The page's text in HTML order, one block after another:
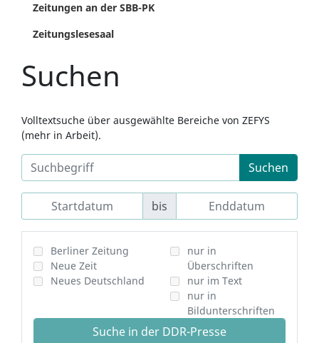
Zeitungen an der SBB-PK
Zeitungslesesaal
Suchen
Volltextsuche über ausgewählte Bereiche von ZEFYS
(mehr in Arbeit).
Suchen
bis
Berliner Zeitung
Neue Zeit
Neues Deutschland
nur in
Überschriften
nur im Text
nur in
Bildunterschriften
Suche in der DDR-Presse